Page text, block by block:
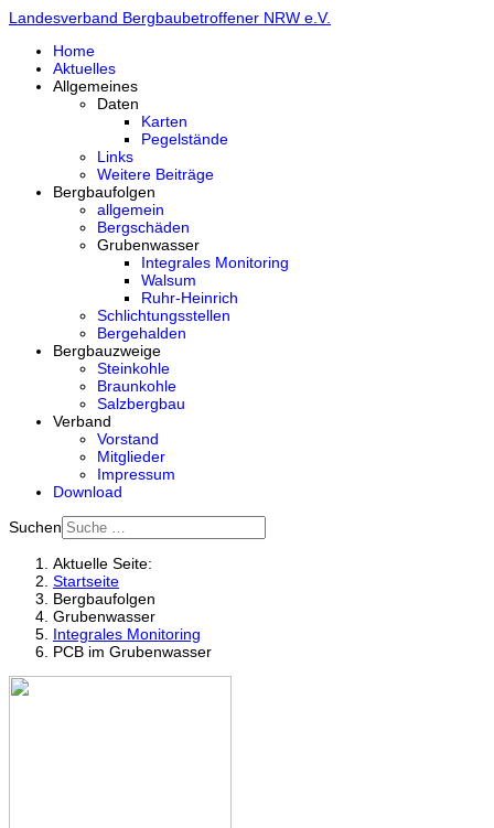
Landesverband Bergbaubetroffener NRW e.V.
Home
Aktuelles
Allgemeines
Daten
Karten
Pegelstände
Links
Weitere Beiträge
Bergbaufolgen
allgemein
Bergschäden
Grubenwasser
Integrales Monitoring
Walsum
Ruhr-Heinrich
Schlichtungsstellen
Bergehalden
Bergbauzweige
Steinkohle
Braunkohle
Salzbergbau
Verband
Vorstand
Mitglieder
Impressum
Download
Suchen
Aktuelle Seite:
Startseite
Bergbaufolgen
Grubenwasser
Integrales Monitoring
PCB im Grubenwasser